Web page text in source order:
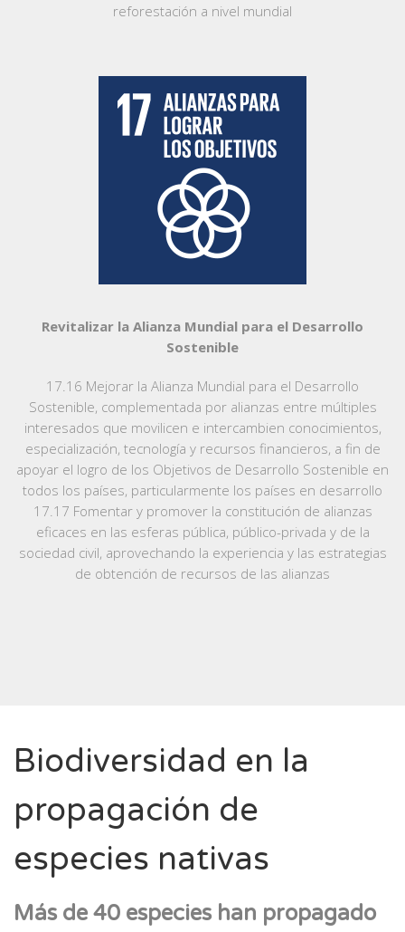
reforestación a nivel mundial
Revitalizar la Alianza Mundial para el Desarrollo
Sostenible
17.16 Mejorar la Alianza Mundial para el Desarrollo
Sostenible, complementada por alianzas entre múltiples
interesados que movilicen e intercambien conocimientos,
especialización, tecnología y recursos financieros, a fin de
apoyar el logro de los Objetivos de Desarrollo Sostenible en
todos los países, particularmente los países en desarrollo
17.17 Fomentar y promover la constitución de alianzas
eficaces en las esferas pública, público-privada y de la
sociedad civil, aprovechando la experiencia y las estrategias
de obtención de recursos de las alianzas
Biodiversidad en la
propagación de
especies nativas
Más de 40 especies han propagado